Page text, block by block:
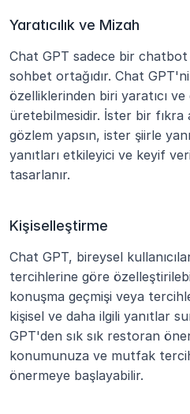
Yaratıcılık ve Mizah
Chat GPT sadece bir chatbot
sohbet ortağıdır. Chat
özelliklerinden biri yaratıcı
üretebilmesidir. İster bir fıkra
gözlem yapsın, ister şiirle
yanıtları etkileyici ve keyif
tasarlanır.
Kişiselleştirme
Chat GPT, bireysel
tercihlerine göre
konuşma geçmişi veya
kişisel ve daha ilgili yanıtlar
GPT'den sık sık restoran
konumunuza ve mutfak
önermeye başlayabilir.